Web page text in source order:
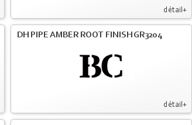
détail+
détail+
DH PIPE AMBER ROOT FINISH GR3204